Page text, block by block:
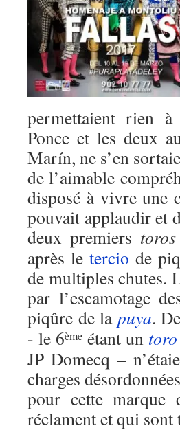
permettaient rien
Ponce et les deux
Marín, ne s’en
de l’aimable
disposé à vivre une
pouvait applaudir et
deux premiers toros
après le tercio de
de multiples chutes.
par l’escamotage
piqûre de la puya.
- le 6èmeétant un toro
JP Domecq –
charges
pour cette
réclament et qui